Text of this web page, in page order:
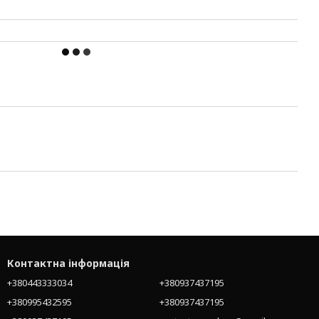
Контактна інформація
+380443333034
+380995432595
+380937437195
+380937437195